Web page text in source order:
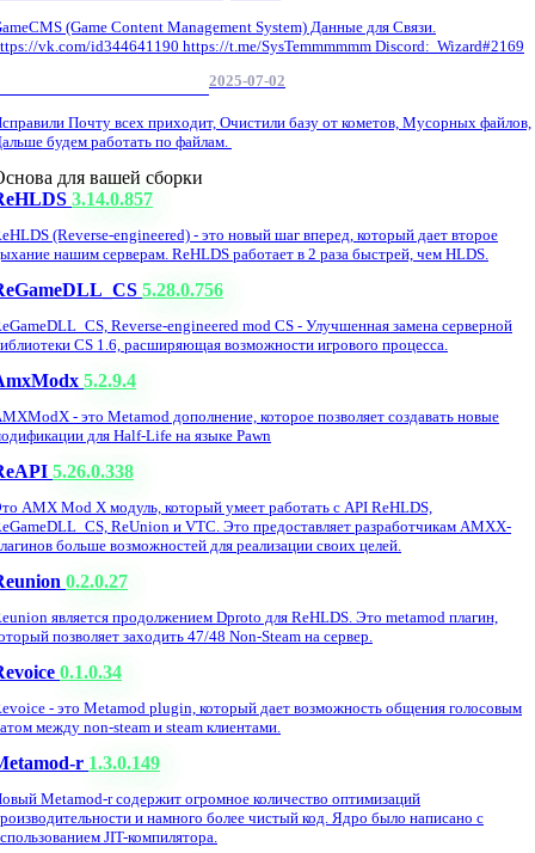
(Game Content Management System) Данные для Связи.
vk.com/id344641190 https://t.me/SysTemmmmmm Discord: Wizard#2169
2025-07-02
Почту всех приходит, Очистили базу от кометов, Мусорных файлов,
будем работать по файлам.
для вашей сборки
3.14.0.857
(Reverse-engineered) - это новый шаг вперед, который дает второе
нашим серверам. ReHLDS работает в 2 раза быстрей, чем HLDS.
5.28.0.756
Reverse-engineered mod CS - Улучшенная замена серверной
CS 1.6, расширяющая возможности игрового процесса.
5.2.9.4
- это Metamod дополнение, которое позволяет создавать новые
для Half-Life на языке Pawn
5.26.0.338
AMX Mod X модуль, который умеет работать с API ReHLDS,
ReUnion и VTC. Это предоставляет разработчикам AMXX-
больше возможностей для реализации своих целей.
0.2.0.27
является продолжением Dproto для ReHLDS. Это metamod плагин,
позволяет заходить 47/48 Non-Steam на сервер.
0.1.0.34
- это Metamod plugin, который дает возможность общения голосовым
между non-steam и steam клиентами.
r 1.3.0.149
Metamod-r содержит огромное количество оптимизаций
и намного более чистый код. Ядро было написано с
JIT-компилятора.